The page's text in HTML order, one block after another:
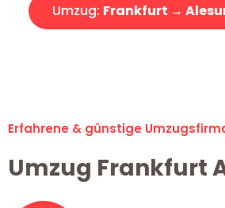
Umzug: Frankfurt →
Erfahrene & günstige
Umzug Frankfurt